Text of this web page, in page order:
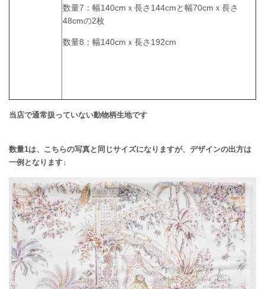
数量7：幅140cmｘ長さ144cmと幅70cmｘ長さ
48cmの2枚
数量8：幅140cmｘ長さ192cm
当店で通常扱っていない動物柄生地です
数量1は、こちらの写真と同じサイズになりますが、デザインの出方は
一例となります↓